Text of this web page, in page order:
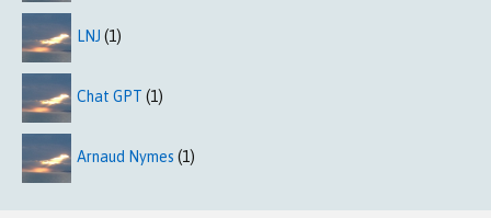
LNJ (1)
Chat GPT (1)
Arnaud Nymes (1)